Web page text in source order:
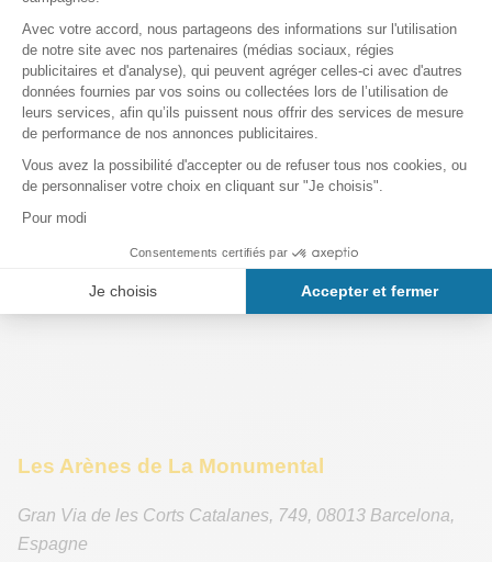
Les Arènes de La Monumental
Gran Via de les Corts Catalanes, 749, 08013 Barcelona,
Espagne